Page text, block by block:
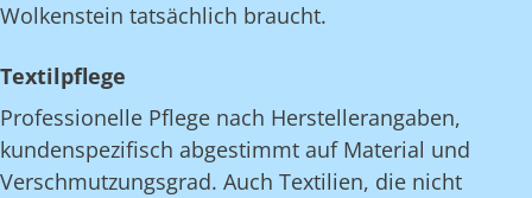
Wolkenstein tatsächlich braucht.
Textilpflege
Professionelle Pflege nach Herstellerangaben,
kundenspezifisch abgestimmt auf Material und
Verschmutzungsgrad. Auch Textilien, die nicht